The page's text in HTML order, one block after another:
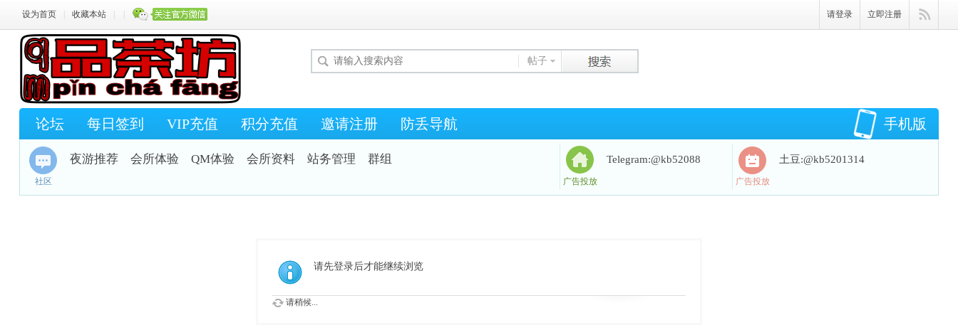
设为首页 收藏本站 请登录 立即注册
帖子
手机版
论坛 每日签到 VIP充值 积分充值 邀请注册 防丢导航
社区
夜游推荐 会所体验 QM体验 会所资料 站务管理 群组 土豆:@kb5201314
广告投放
Telegram:@kb52088
广告投放
请先登录后才能继续浏览
请稍候...